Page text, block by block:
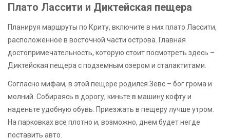
Плато Лассити и Диктейская пещера
Планируя маршруты по Криту, включите в них плато Лассити,
расположенное в восточной части острова. Главная
достопримечательность, которую стоит посмотреть здесь –
Диктейская пещера с подземным озером и сталактитами.
Согласно мифам, в этой пещере родился Зевс – бог грома и
молний. Собираясь в дорогу, киньте в машину кофту и
наденьте удобную обувь. Приезжать в пещеру лучше утром.
На парковках все плотно и, возможно, днем будет негде
поставить авто.